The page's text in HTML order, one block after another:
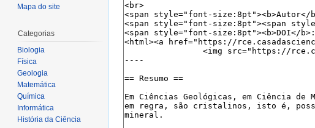
Mapa do site
Categorias
Biologia
Física
Geologia
Matemática
Química
Informática
História da Ciência